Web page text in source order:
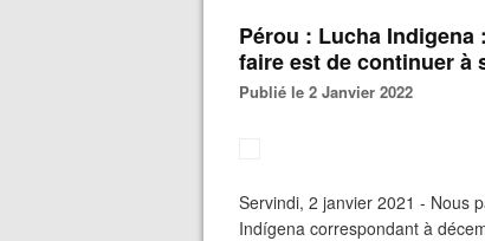
Pérou : Lucha Indigena
faire est de continuer à
Publié le 2 Janvier 2022
Servindi, 2 janvier 2021 - Nous
Indígena correspondant à